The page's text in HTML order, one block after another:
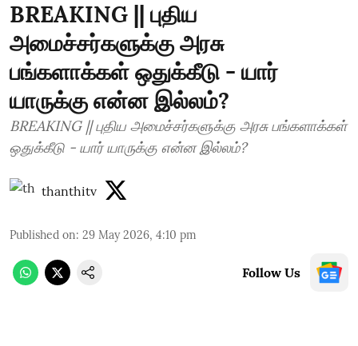
BREAKING || புதிய
அமைச்சர்களுக்கு அரசு
பங்களாக்கள் ஒதுக்கீடு - யார்
யாருக்கு என்ன இல்லம்?
BREAKING || புதிய அமைச்சர்களுக்கு அரசு பங்களாக்கள்
ஒதுக்கீடு - யார் யாருக்கு என்ன இல்லம்?
thanthitv
Published on: 29 May 2026, 4:10 pm
Follow Us